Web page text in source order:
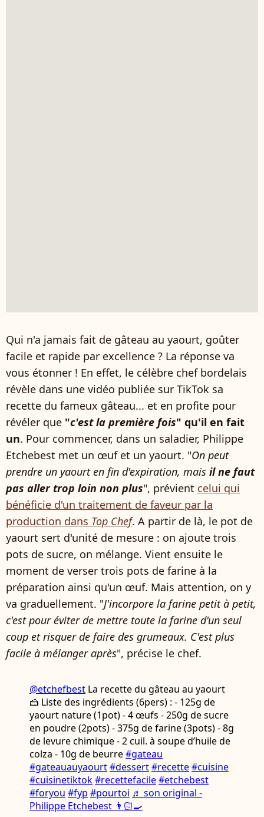
Qui n'a jamais fait de gâteau au yaourt, goûter
facile et rapide par excellence ? La réponse va
vous étonner ! En effet, le célèbre chef bordelais
révèle dans une vidéo publiée sur TikTok sa
recette du fameux gâteau... et en profite pour
révéler que "c'est la première fois" qu'il en fait
un. Pour commencer, dans un saladier, Philippe
Etchebest met un œuf et un yaourt. "On peut
prendre un yaourt en fin d'expiration, mais il ne faut
pas aller trop loin non plus", prévient celui qui
bénéficie d'un traitement de faveur par la
production dans Top Chef. A partir de là, le pot de
yaourt sert d'unité de mesure : on ajoute trois
pots de sucre, on mélange. Vient ensuite le
moment de verser trois pots de farine à la
préparation ainsi qu'un œuf. Mais attention, on y
va graduellement. "J'incorpore la farine petit à petit,
c'est pour éviter de mettre toute la farine d'un seul
coup et risquer de faire des grumeaux. C'est plus
facile à mélanger après", précise le chef.
@etchefbest La recette du gâteau au yaourt
🍰 Liste des ingrédients (6pers) : - 125g de
yaourt nature (1pot) - 4 œufs - 250g de sucre
en poudre (2pots) - 375g de farine (3pots) - 8g
de levure chimique - 2 cuil. à soupe d’huile de
colza - 10g de beurre#gateau
#gateauauyaourt#dessert#recette#cuisine
#cuisinetiktok#recettefacile#etchebest
#foryou #fyp #pourtoi ♬ son original -
Philippe Etchebest 👨🏻‍🍳